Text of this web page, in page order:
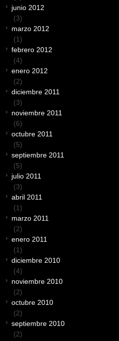
junio 2012
(3)
marzo 2012
(1)
febrero 2012
(4)
enero 2012
(2)
diciembre 2011
(3)
noviembre 2011
(6)
octubre 2011
(5)
septiembre 2011
(5)
julio 2011
(3)
abril 2011
(1)
marzo 2011
(2)
enero 2011
(1)
diciembre 2010
(4)
noviembre 2010
(2)
octubre 2010
(2)
septiembre 2010
(2)